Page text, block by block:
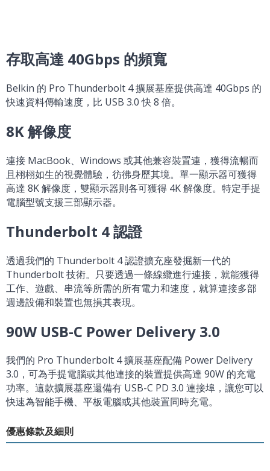
存取高達 40Gbps 的頻寬
Belkin 的 Pro Thunderbolt 4 擴展基座提供高達 40Gbps 的
快速資料傳輸速度，比 USB 3.0 快 8 倍。
8K 解像度
連接 MacBook、Windows 或其他兼容裝置連，獲得流暢而
且栩栩如生的視覺體驗，彷彿身歷其境。單一顯示器可獲得
高達 8K 解像度，雙顯示器則各可獲得 4K 解像度。特定手提
電腦型號支援三部顯示器。
Thunderbolt 4 認證
透過我們的 Thunderbolt 4 認證擴充座發掘新一代的
Thunderbolt 技術。只要透過一條線纜進行連接，就能獲得
工作、遊戲、串流等所需的所有電力和速度，就算連接多部
週邊設備和裝置也無損其表現。
90W USB-C Power Delivery 3.0
我們的 Pro Thunderbolt 4 擴展基座配備 Power Delivery
3.0，可為手提電腦或其他連接的裝置提供高達 90W 的充電
功率。這款擴展基座還備有 USB-C PD 3.0 連接埠，讓您可以
快速為智能手機、平板電腦或其他裝置同時充電。
優惠條款及細則